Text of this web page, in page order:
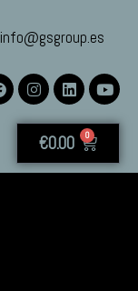
info@gsgroup.es
€0.00 0